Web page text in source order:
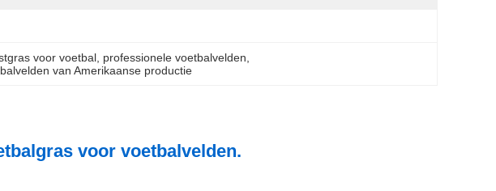
voor voetbal professionele voetbalvelden
van Amerikaanse productie
voor voetbalvelden.